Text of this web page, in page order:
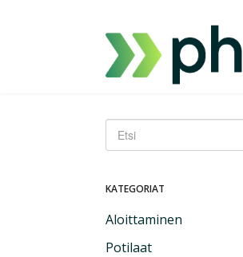
KATEGORIAT
Aloittaminen
Potilaat